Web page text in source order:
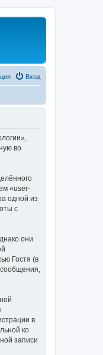
Вход
во
«user-
одной из
с
они
Гостя (в
в
ко
записи